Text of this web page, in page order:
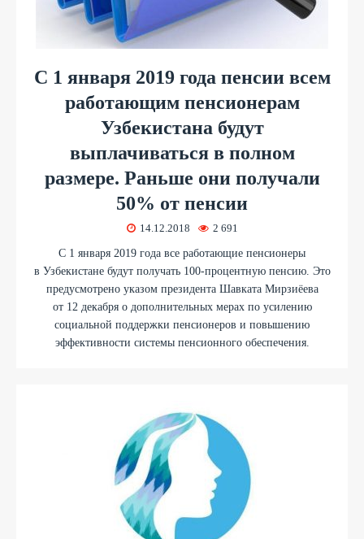
С 1 января 2019 года пенсии всем
работающим пенсионерам
Узбекистана будут
выплачиваться в полном
размере. Раньше они получали
50% от пенсии
14.12.2018 2 691
С 1 января 2019 года все работающие пенсионеры
в Узбекистане будут получать 100-процентную пенсию. Это
предусмотрено указом президента Шавката Мирзиёева
от 12 декабря о дополнительных мерах по усилению
социальной поддержки пенсионеров и повышению
эффективности системы пенсионного обеспечения.